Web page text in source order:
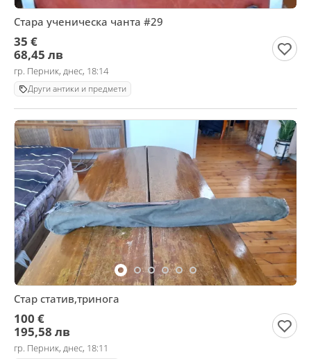
Стара ученическа чанта #29
35 €
68,45 лв
гр. Перник, днес, 18:14
Други антики и предмети
Стар статив,тринога
100 €
195,58 лв
гр. Перник, днес, 18:11